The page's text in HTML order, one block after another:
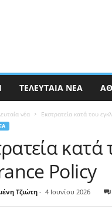
ΤΕΛΕΥΤΑΊΑ ΝΈΑ
νέα Εκστρατεία κατά του
Policy
Τζιώτη - 4 Ιουνίου 2026